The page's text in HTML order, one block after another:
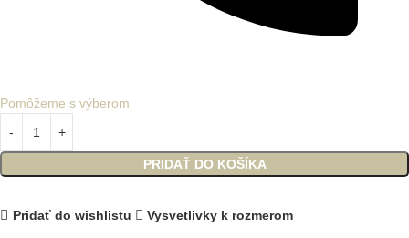
PRIDAŤ DO KOŠÍKA
Pomôžeme s výberom
Pridať do wishlistu Vysvetlivky k rozmerom